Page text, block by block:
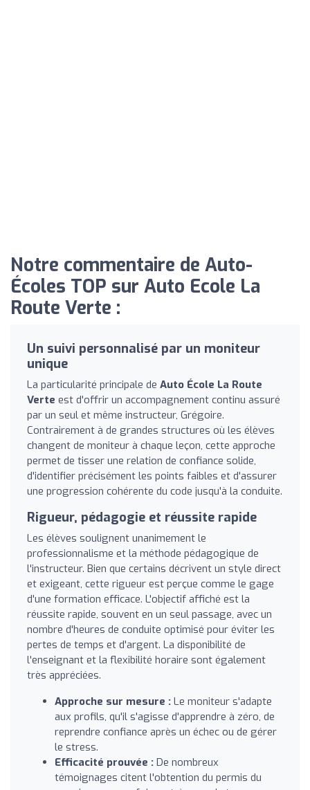
Notre commentaire de Auto-
Écoles TOP sur Auto Ecole La
Route Verte :
Un suivi personnalisé par un moniteur
unique
La particularité principale de Auto École La Route
Verte est d'offrir un accompagnement continu assuré
par un seul et même instructeur, Grégoire.
Contrairement à de grandes structures où les élèves
changent de moniteur à chaque leçon, cette approche
permet de tisser une relation de confiance solide,
d'identifier précisément les points faibles et d'assurer
une progression cohérente du code jusqu'à la conduite.
Rigueur, pédagogie et réussite rapide
Les élèves soulignent unanimement le
professionnalisme et la méthode pédagogique de
l'instructeur. Bien que certains décrivent un style direct
et exigeant, cette rigueur est perçue comme le gage
d'une formation efficace. L'objectif affiché est la
réussite rapide, souvent en un seul passage, avec un
nombre d'heures de conduite optimisé pour éviter les
pertes de temps et d'argent. La disponibilité de
l'enseignant et la flexibilité horaire sont également
très appréciées.
Approche sur mesure : Le moniteur s'adapte
aux profils, qu'il s'agisse d'apprendre à zéro, de
reprendre confiance après un échec ou de gérer
le stress.
Efficacité prouvée : De nombreux
témoignages citent l'obtention du permis du